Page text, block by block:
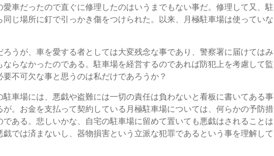
愛車だったので直ぐに修理したのはいうまでもない事だ。修理して又、駐
じ場所に釘で引っかき傷をつけられた。以来、月極駐車場は使っていな
うが、車を愛する者としては大変残念な事であり、警察署に届けてはみ
ならなかったのである。駐車場を経営するのであれば防犯上を考慮して監
不可欠な事と思うのは私だけであろうか？
駐車場には、悪戯や盗難には一切の責任は負わないと看板に書いてある事
が。お金を支払って契約している月極駐車場については、何らかの予防措
ある。悲しいかな、自宅の駐車場に留めて置いても悪戯はされることは
戯では済まないし、器物損害という立派な犯罪であるという事を理解して